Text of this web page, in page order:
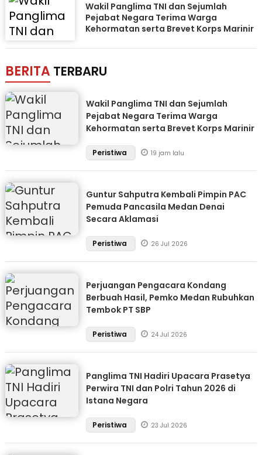
Wakil Panglima TNI dan Sejumlah
Pejabat Negara Terima Warga
Kehormatan serta Brevet Korps Marinir
BERITA TERBARU
Wakil Panglima TNI dan Sejumlah
Pejabat Negara Terima Warga
Kehormatan serta Brevet Korps Marinir
Peristiwa 19 jam lalu
Guntur Sahputra Kembali Pimpin PAC
Pemuda Pancasila Medan Denai
Secara Aklamasi
Peristiwa 26 Jul 2026
Perjuangan Pengacara Kondang
Berbuah Hasil, Pemko Medan Rubuhkan
Tembok PT SBP
Peristiwa 24 Jul 2026
Panglima TNI Hadiri Upacara Prasetya
Perwira TNI dan Polri Tahun 2026 di
Istana Negara
Peristiwa 23 Jul 2026